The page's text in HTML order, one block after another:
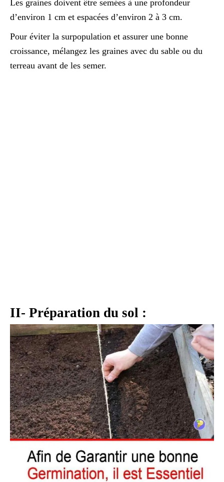
Les graines doivent être semées à une profondeur
d’environ 1 cm et espacées d’environ 2 à 3 cm.
Pour éviter la surpopulation et assurer une bonne
croissance, mélangez les graines avec du sable ou du
terreau avant de les semer.
II- Préparation du sol :